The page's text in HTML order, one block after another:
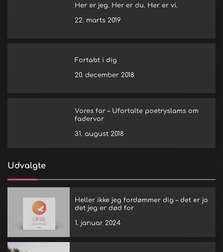
Her er jeg. Her er du. Her er vi.
22. marts 2019
Fortabt i dig
20. december 2018
Vores far – Ufortalte poetryslams om
fadervor
31. august 2018
Udvalgte
Heller ikke jeg fordømmer dig – det er jo
det jeg er død for
1. januar 2024